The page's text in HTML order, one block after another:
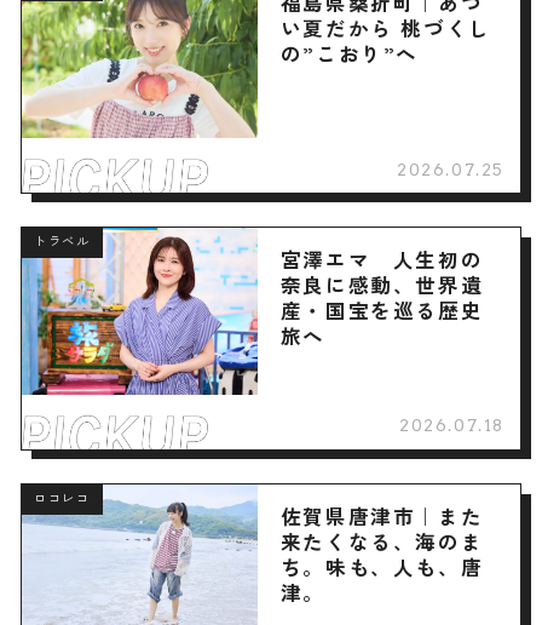
い夏だから 桃づくし
の”こおり”へ
2026.07.25
トラベル
宮澤エマ 人生初の
奈良に感動、世界遺
産・国宝を巡る歴史
旅へ
2026.07.18
ロコレコ
佐賀県唐津市｜また
来たくなる、海のま
ち。味も、人も、唐
津。